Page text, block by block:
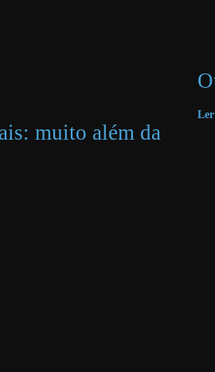
muito além da